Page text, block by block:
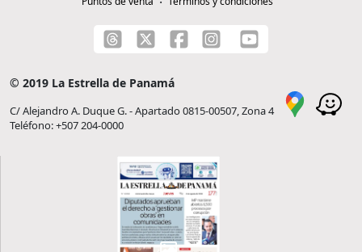
© 2019 La Estrella de Panamá
C/ Alejandro A. Duque G. - Apartado 0815-00507, Zona 4
Teléfono: +507 204-0000